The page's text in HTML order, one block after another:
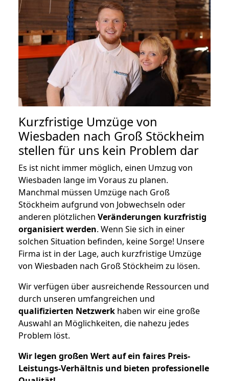
Kurzfristige Umzüge von
Wiesbaden nach Groß Stöckheim
stellen für uns kein Problem dar
Es ist nicht immer möglich, einen Umzug von
Wiesbaden lange im Voraus zu planen.
Manchmal müssen Umzüge nach Groß
Stöckheim aufgrund von Jobwechseln oder
anderen plötzlichen Veränderungen kurzfristig
organisiert werden. Wenn Sie sich in einer
solchen Situation befinden, keine Sorge! Unsere
Firma ist in der Lage, auch kurzfristige Umzüge
von Wiesbaden nach Groß Stöckheim zu lösen.
Wir verfügen über ausreichende Ressourcen und
durch unseren umfangreichen und
qualifizierten Netzwerk haben wir eine große
Auswahl an Möglichkeiten, die nahezu jedes
Problem löst.
Wir legen großen Wert auf ein faires Preis-
Leistungs-Verhältnis und bieten professionelle